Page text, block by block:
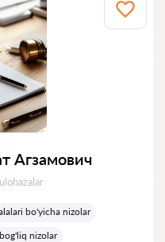
Агзамович
bo'yicha nizolar
nizolar